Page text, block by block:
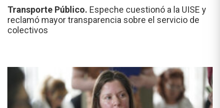
Transporte Público. Espeche cuestionó a la UISE y
reclamó mayor transparencia sobre el servicio de
colectivos